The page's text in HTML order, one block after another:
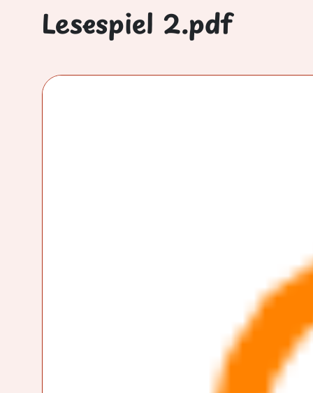
Lesespiel 2.pdf